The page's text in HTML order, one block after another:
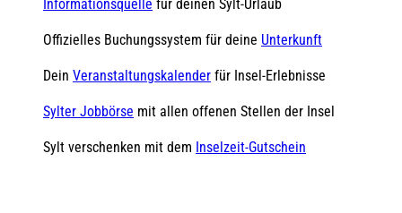
Informationsquelle für deinen Sylt-Urlaub
Offizielles Buchungssystem für deine Unterkunft
Dein Veranstaltungskalender für Insel-Erlebnisse
Sylter Jobbörse mit allen offenen Stellen der Insel
Sylt verschenken mit dem Inselzeit-Gutschein